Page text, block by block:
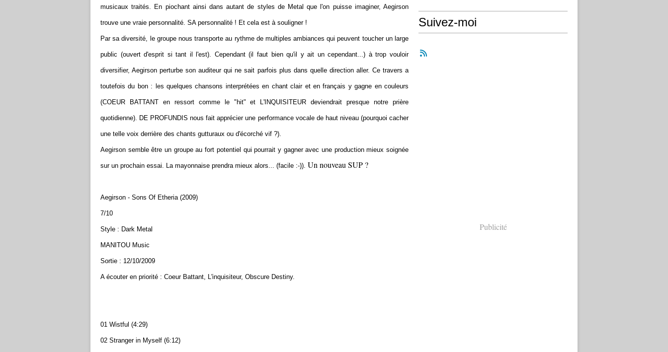
musicaux traités. En piochant ainsi dans autant de styles de Metal que l'on puisse imaginer, Aegirson
trouve une vraie personnalité. SA personnalité ! Et cela est à souligner !
Par sa diversité, le groupe nous transporte au rythme de multiples ambiances qui peuvent toucher un large
public (ouvert d'esprit si tant il l'est). Cependant (il faut bien qu'il y ait un cependant...) à trop vouloir
diversifier, Aegirson perturbe son auditeur qui ne sait parfois plus dans quelle direction aller. Ce travers a
toutefois du bon : les quelques chansons interprétées en chant clair et en français y gagne en couleurs
(COEUR BATTANT en ressort comme le "hit" et L'INQUISITEUR deviendrait presque notre prière
quotidienne). DE PROFUNDIS nous fait apprécier une performance vocale de haut niveau (pourquoi cacher
une telle voix derrière des chants gutturaux ou d'écorché vif ?).
Aegirson semble être un groupe au fort potentiel qui pourrait y gagner avec une production mieux soignée
sur un prochain essai. La mayonnaise prendra mieux alors... (facile :-)). Un nouveau SUP ?
Aegirson - Sons Of Etheria (2009)
7/10
Style : Dark Metal
MANITOU Music
Sortie : 12/10/2009
A écouter en priorité : Coeur Battant, L'inquisiteur, Obscure Destiny.
01 Wistful (4:29)
02 Stranger in Myself (6:12)
Suivez-moi
Publicité